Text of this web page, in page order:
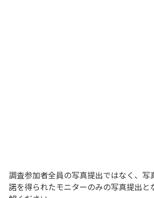
調査参加者全員の写真提出ではなく、写
諾を得られたモニターのみの写真提出と